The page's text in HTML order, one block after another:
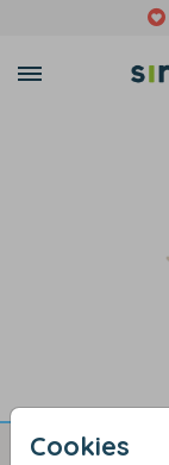
Cookies